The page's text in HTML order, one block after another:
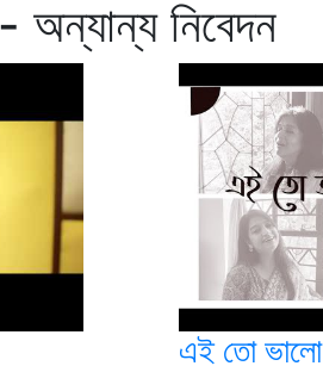
অন্যান্য নিবেদন
এই তো ভালো